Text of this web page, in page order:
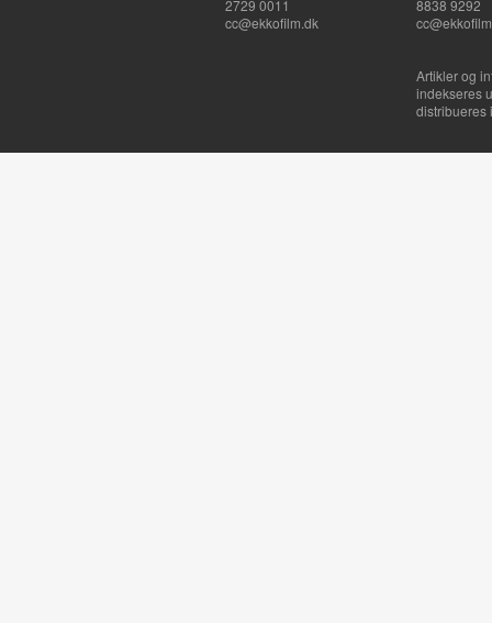
2729 0011
cc@ekkofilm.dk
8838 9292
Artikler og
indekseres
distribueres